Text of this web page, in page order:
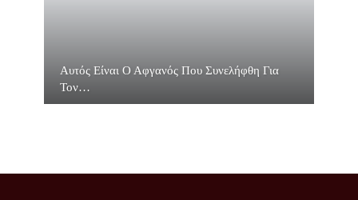
Αυτός Είναι Ο Αφγανός Που Συνελήφθη Για
Τον…